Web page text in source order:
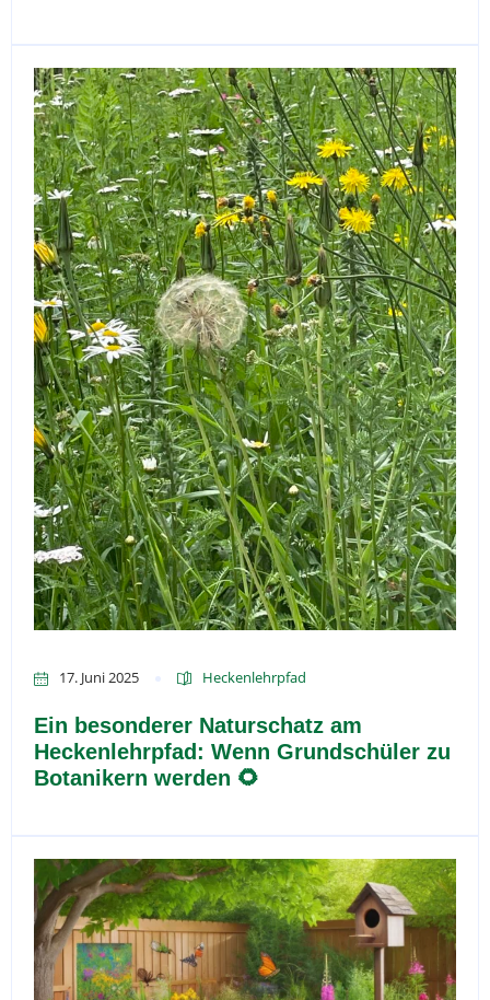
17. Juni 2025 Heckenlehrpfad
Ein besonderer Naturschatz am
Heckenlehrpfad: Wenn Grundschüler zu
Botanikern werden 🌻